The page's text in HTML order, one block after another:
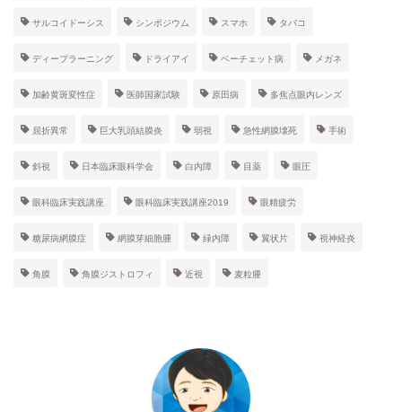
サルコイドーシス シンポジウム スマホ タバコ
ディープラーニング ドライアイ ベーチェット病 メガネ
加齢黄斑変性症 医師国家試験 原田病 多焦点眼内レンズ
屈折異常 巨大乳頭結膜炎 弱視 急性網膜壊死 手術
斜視 日本臨床眼科学会 白内障 目薬 眼圧
眼科臨床実践講座 眼科臨床実践講座2019 眼精疲労
糖尿病網膜症 網膜芽細胞腫 緑内障 翼状片 視神経炎
角膜 角膜ジストロフィ 近視 麦粒腫